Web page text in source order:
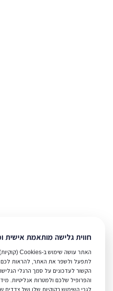
חווית גלישה מותאמת אישית ומהנה
האתר עושה שימוש ב-Cookies (קוקיות) במטרה
לתפעל ולשפר את האתר, להראות לכם פרסום
הקשור לעדכונים על סמך הרגלי הגלישה
והפרופיל שלכם ולמטרות אנליטיות. מידע נוסף
לגבי השימוש בקוקיות שלו ושל צדדים שלישיים,